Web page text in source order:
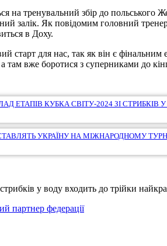
на тренувальний збір до
залік. Як повідомим головний
в Доху.
старт для нас, так як він є
там вже боротися з суперниками до
ЕТАПІВ КУБКА СВІТУ-2024 ЗІ СТРИБКІВ
УКРАЇНУ НА МІЖНАРОДНОМУ
у воду входить до трійки
партнер федерації